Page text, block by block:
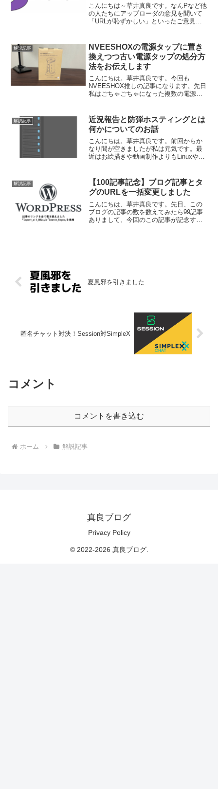
したサービス「marafile.cc」にし
ました
こんにちは～草井真良です。なんPなど他
の人たちにアップローダの意見を聞いて
「URLが恥ずかしい」といったご意見を
して機能させる事にしました。今までは
ドメイン代をケ...
解説記事
NVEESHOXの電源タップに置き
換えつつ古い電源タップの処分方
法をお伝えします
こんにちは。草井真良です。今回も
NVEESHOX推しの記事になります。先日
私はごちゃごちゃになった複数の電源タ
(function(b,c,f,g,a,d,e){b.MoshimoAff...
解説記事
近況報告と防弾ホスティングとは
何かについてのお話
こんにちは。草井真良です。前回からか
なり間が空きましたが私は元気です。最
近はお絵描きや動画制作よりもLinuxやそ
紹介した防弾ホスティング会社について
ですが、DMCA ...
解説記事
【100記事記念】ブログ記事とタ
グのURLを一括変更しました
こんにちは、草井真良です。先日、この
ブログの記事の数を数えてみたら99記事
ありまして、今回のこの記事が記念すべ
夏風邪を引きました
匿名チャット対決！Session対SimpleX
コメント
コメントを書き込む
ホーム 解説記事
真良ブログ
Privacy Policy
© 2022-2026 真良ブログ.